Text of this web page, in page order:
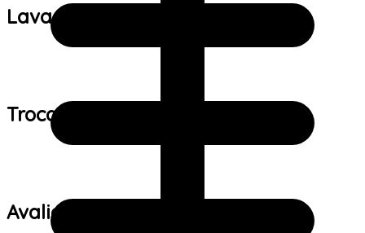
Lavagem:
Trocas e devoluções:
Avaliações de clientes